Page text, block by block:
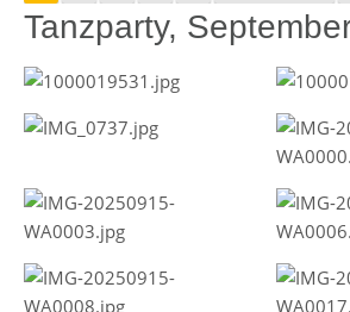
Tanzparty,